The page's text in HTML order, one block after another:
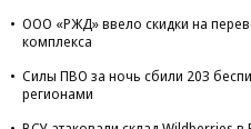
ООО «РЖД» ввело скидки на
комплекса
Силы ПВО за ночь сбили 203
регионами